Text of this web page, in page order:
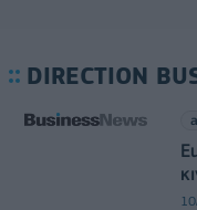
DIRECTION